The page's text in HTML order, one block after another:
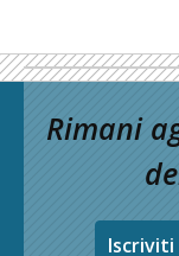
Rimani